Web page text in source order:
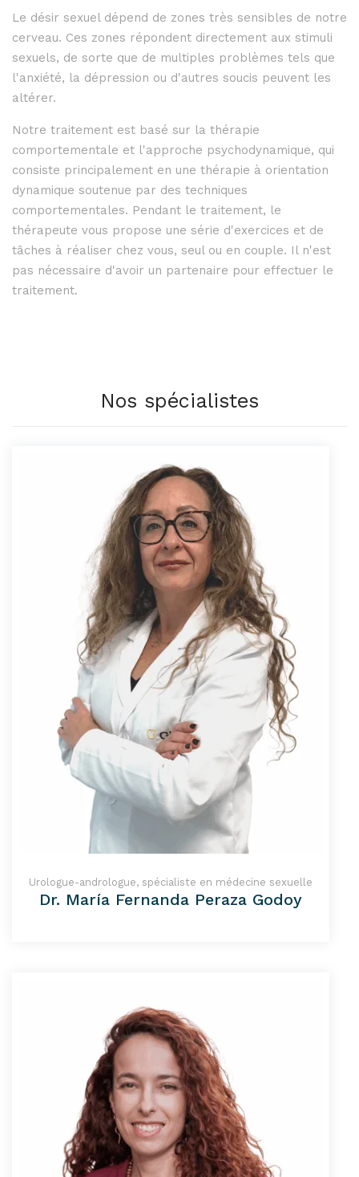
Le désir sexuel dépend de zones très sensibles de notre
cerveau. Ces zones répondent directement aux stimuli
sexuels, de sorte que de multiples problèmes tels que
l'anxiété, la dépression ou d'autres soucis peuvent les
altérer.
Notre traitement est basé sur la thérapie
comportementale et l'approche psychodynamique, qui
consiste principalement en une thérapie à orientation
dynamique soutenue par des techniques
comportementales. Pendant le traitement, le
thérapeute vous propose une série d'exercices et de
tâches à réaliser chez vous, seul ou en couple. Il n'est
pas nécessaire d'avoir un partenaire pour effectuer le
traitement.
Nos spécialistes
Urologue-andrologue, spécialiste en médecine sexuelle
Dr. María Fernanda Peraza Godoy